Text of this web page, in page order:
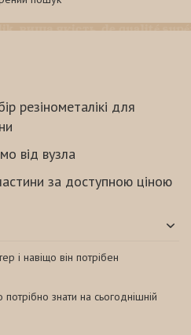
в сфері полімерних
виробництвом запчастин для
випускаючи запчастини,
основі використовує
еластомери і спеціальні
автозапчастинам Febest
служби і можливістю
запчастини для
надзвичайно широкий і
резінометалікі для
від вузла
за доступною ціною
і навіщо він потрібен
знати на сьогоднішній